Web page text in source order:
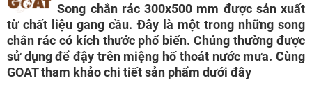
Song chắn rác 300x500 mm được sản xuất
từ chất liệu gang cầu. Đây là một trong những song
chắn rác có kích thước phổ biến. Chúng thường được
sử dụng để đậy trên miệng hố thoát nước mưa. Cùng
GOAT tham khảo chi tiết sản phẩm dưới đây